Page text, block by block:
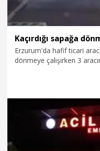
Erzurum'da hafif ticari
dönmeye çalışırken 3